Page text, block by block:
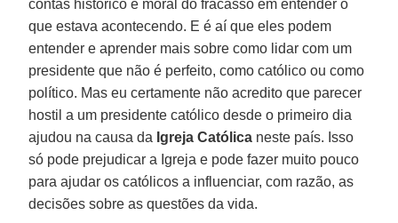
contas histórico e moral do fracasso em entender o
que estava acontecendo. E é aí que eles podem
entender e aprender mais sobre como lidar com um
presidente que não é perfeito, como católico ou como
político. Mas eu certamente não acredito que parecer
hostil a um presidente católico desde o primeiro dia
ajudou na causa da Igreja Católica neste país. Isso
só pode prejudicar a Igreja e pode fazer muito pouco
para ajudar os católicos a influenciar, com razão, as
decisões sobre as questões da vida.